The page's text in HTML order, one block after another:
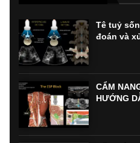
Tê tuỷ
đoán và
CẨM
HƯỚNG